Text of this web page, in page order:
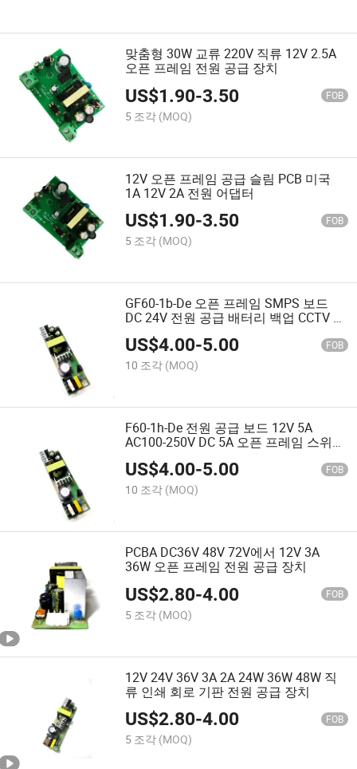
맞춤형 30W 교류 220V 직류 12V 2.5A
오픈 프레임 전원 공급 장치
US$1.90-3.50 FOB
5 조각 (MOQ)
12V 오픈 프레임 공급 슬림 PCB 미국
1A 12V 2A 전원 어댑터
US$1.90-3.50 FOB
5 조각 (MOQ)
GF60-1b-De 오픈 프레임 SMPS 보드
DC 24V 전원 공급 배터리 백업 CCTV 범
용 전원 공급 오픈 프레임
US$4.00-5.00 FOB
10 조각 (MOQ)
F60-1h-De 전원 공급 보드 12V 5A
AC100-250V DC 5A 오픈 프레임 스위칭
전원 공급 장치 60W 맞춤형
US$4.00-5.00 FOB
10 조각 (MOQ)
PCBA DC36V 48V 72V에서 12V 3A
36W 오픈 프레임 전원 공급 장치
US$2.80-4.00 FOB
5 조각 (MOQ)
12V 24V 36V 3A 2A 24W 36W 48W 직
류 인쇄 회로 기판 전원 공급 장치
US$2.80-4.00 FOB
5 조각 (MOQ)